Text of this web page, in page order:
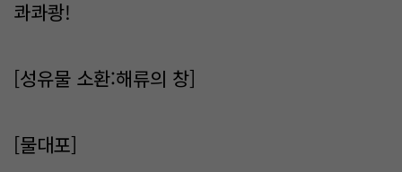
콰콰쾅!
[성유물 소환:해류의 창]
[물대포]